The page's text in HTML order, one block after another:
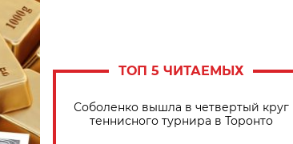
ТОП 5 ЧИТАЕМЫХ
Соболенко вышла в четвертый круг
теннисного турнира в Торонто